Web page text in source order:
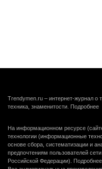
Trendymen.ru – интернет-журнал о
техника, знаменитости. Подробнее
На информационном ресурсе
технологии (информационные
основе сбора, систематизации и
предпочтениям пользователей
Российской Федерации). Подробнее